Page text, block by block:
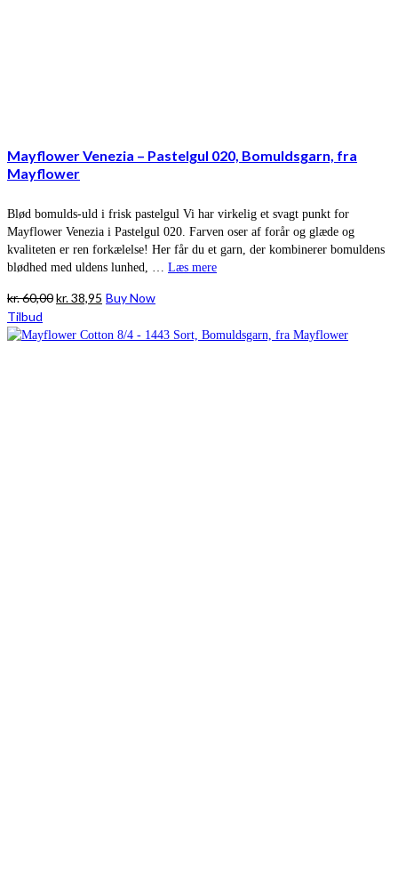
Mayflower Venezia – Pastelgul 020, Bomuldsgarn, fra
Mayflower
Blød bomulds-uld i frisk pastelgul Vi har virkelig et svagt punkt for
Mayflower Venezia i Pastelgul 020. Farven oser af forår og glæde og
kvaliteten er ren forkælelse! Her får du et garn, der kombinerer bomuldens
blødhed med uldens lunhed, … Læs mere
kr.60,00Den
pris
kr.38,95 Den
pris
Buy Now
Tilbud